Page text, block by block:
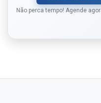
Não perca tempo! Agende